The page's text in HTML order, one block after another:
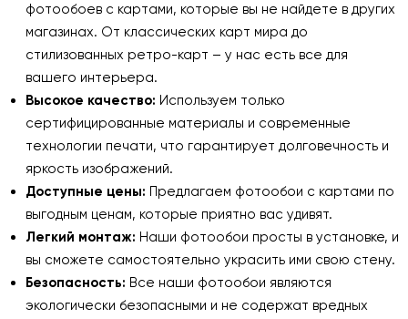
фотообоев с картами, которые вы не найдете в других
магазинах. От классических карт мира до
стилизованных ретро-карт – у нас есть все для
вашего интерьера.
Высокое качество: Используем только
сертифицированные материалы и современные
технологии печати, что гарантирует долговечность и
яркость изображений.
Доступные цены: Предлагаем фотообои с картами по
выгодным ценам, которые приятно вас удивят.
Легкий монтаж: Наши фотообои просты в установке, и
вы сможете самостоятельно украсить ими свою стену.
Безопасность: Все наши фотообои являются
экологически безопасными и не содержат вредных